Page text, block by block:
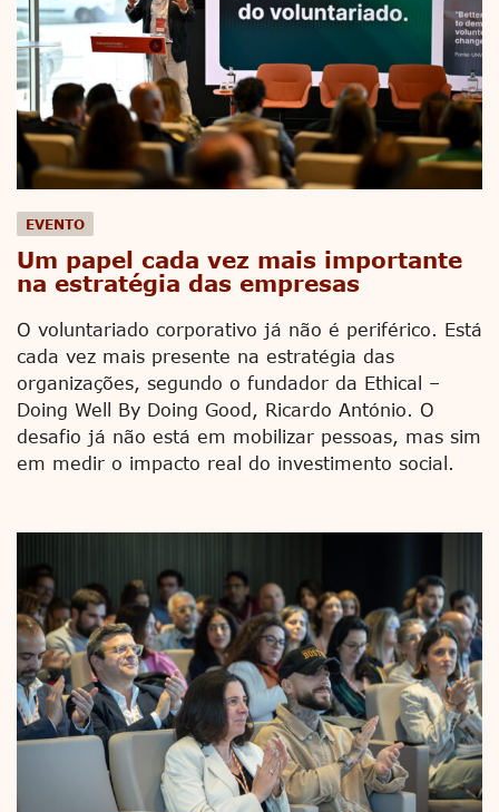
EVENTO
Um papel cada vez mais importante
na estratégia das empresas
O voluntariado corporativo já não é periférico. Está
cada vez mais presente na estratégia das
organizações, segundo o fundador da Ethical –
Doing Well By Doing Good, Ricardo António. O
desafio já não está em mobilizar pessoas, mas sim
em medir o impacto real do investimento social.